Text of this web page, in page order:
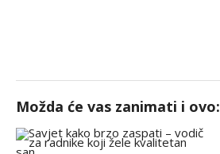
Možda će vas zanimati i ovo: